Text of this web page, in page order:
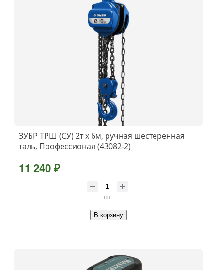
ЗУБР ТРШ (СУ) 2т х 6м, ручная шестеренная
таль, Профессионал (43082-2)
11 240 ₽
шт
В корзину